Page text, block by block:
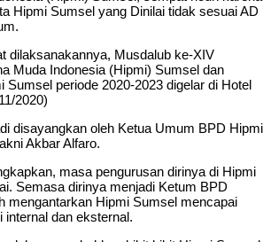
Hipmi Sumsel yang Dinilai tidak sesuai AD
dilaksanakannya, Musdalub ke-XIV
Muda Indonesia (Hipmi) Sumsel dan
Sumsel periode 2020-2023 digelar di Hotel
2020)
disayangkan oleh Ketua Umum BPD Hipmi
Akbar Alfaro.
masa pengurusan dirinya di Hipmi
Semasa dirinya menjadi Ketum BPD
mengantarkan Hipmi Sumsel mencapai
internal dan eksternal.